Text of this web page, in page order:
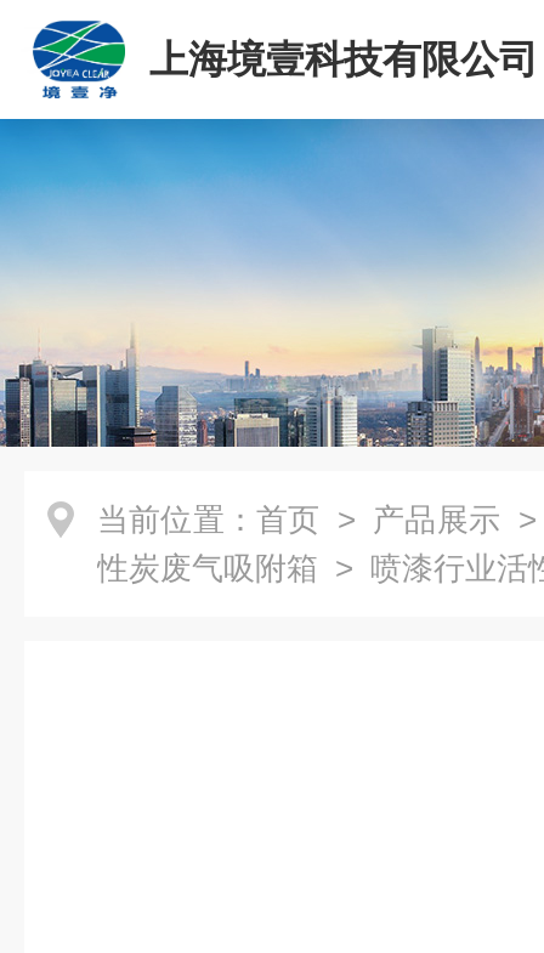
上海境壹科技有限公司
当前位置： 首页 > 产品展示
性炭废气吸附箱 > 喷漆行业活